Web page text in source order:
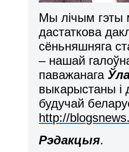
Мы лічым гэты
дастаткова
сёньняшняга
– нашай
паважанага
выкарыстаны і
будучай
http://
Рэдакцыя.